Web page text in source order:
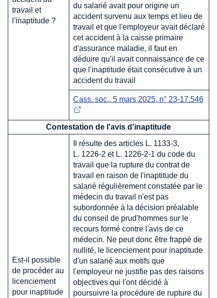
travail et
l'inaptitude ?
du salarié avait pour origine un
accident survenu aux temps et lieu de
travail et que l'employeur avait déclaré
cet accident à la caisse primaire
d'assurance maladie, il faut en
déduire qu'il avait connaissance de ce
que l'inaptitude était consécutive à un
accident du travail
Cass. soc., 5 mars 2025, n° 23-17.546
Contestation de l'avis d'inaptitude
Est-il possible
de procéder au
licenciement
pour inaptitude
Il résulte des articles L. 1133-3,
L. 1226-2 et L. 1226-2-1 du code du
travail que la rupture du contrat de
travail en raison de l'inaptitude du
salarié régulièrement constatée par le
médecin du travail n'est pas
subordonnée à la décision préalable
du conseil de prud'hommes sur le
recours formé contre l'avis de ce
médecin. Ne peut donc être frappé de
nullité, le licenciement pour inaptitude
d'un salarié aux motifs que
l'employeur ne justifie pas des raisons
objectives qui l'ont décidé à
poursuivre la procédure de rupture du